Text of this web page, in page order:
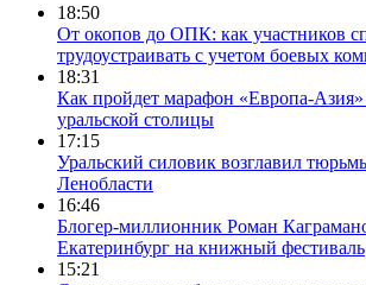
18:50
От окопов до ОПК: как участников
трудоустраивать с учетом боевых
18:31
Как пройдет марафон «Европа-Азия»
уральской столицы
17:15
Уральский силовик возглавил
Ленобласти
16:46
Блогер-миллионник Роман
Екатеринбург на книжный фестиваль
15:21